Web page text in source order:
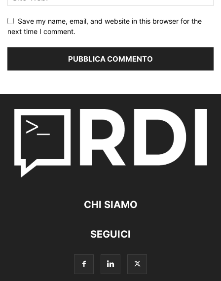
Save my name, email, and website in this browser for the
next time I comment.
CHI SIAMO
SEGUICI